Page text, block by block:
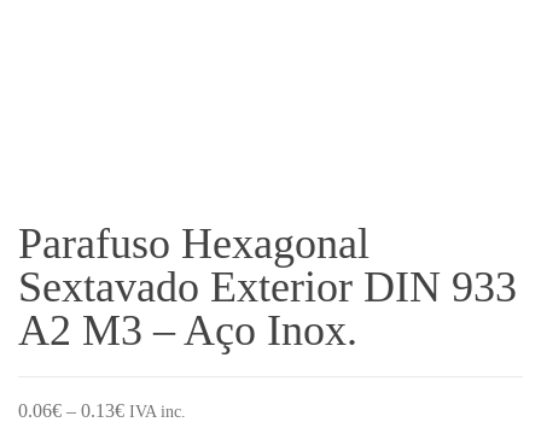
Parafuso Hexagonal
Sextavado Exterior DIN 933
A2 M3 – Aço Inox.
0.06€ – 0.13€Price range: 0.06€ through 0.13€
IVA inc.